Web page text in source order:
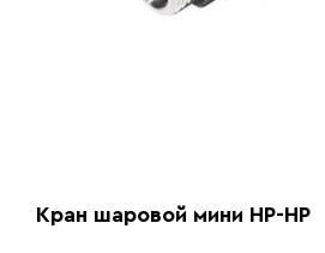
Кран шаровой мини НР-НР